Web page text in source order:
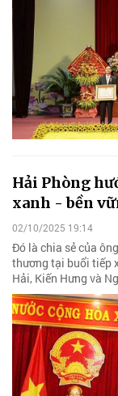
Hải Phòng
xanh - bền
02/10/2025 19:14
Đó là chia sẻ của
thương tại buổi tiếp
Hải, Kiến Hưng và